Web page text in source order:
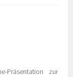
Präsentation zur